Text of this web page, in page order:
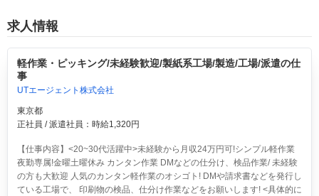
求人情報
軽作業・ピッキング/未経験歓迎/製紙系工場/製造/工場/派遣の仕
事
UTエージェント株式会社
東京都
正社員 / 派遣社員：時給1,320円
【仕事内容】<20~30代活躍中>未経験から月収24万円可!シンプル軽作業
夜勤専属!金曜土曜休みカンタン作業 DMなどの仕分け、検品作業/ 未経験
の方も大歓迎 人気のカンタン軽作業のオシゴト! DMや請求書などを発行し
ている工場で、 印刷物の検品、仕分け作業などをお願いします! <具体的に